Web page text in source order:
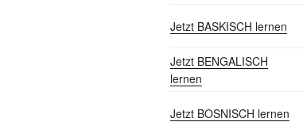
Jetzt BASKISCH lernen
Jetzt BENGALISCH
lernen
Jetzt BOSNISCH lernen